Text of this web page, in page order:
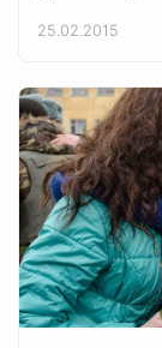
25.02.2015